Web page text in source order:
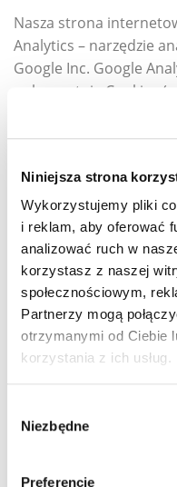
Niniejsza strona
Wykorzystujemy pliki
i reklam, aby oferować
analizować ruch w
korzystasz z naszej
społecznościowym,
Partnerzy mogą
otrzymanymi od Ciebie
korzystania z ich usług.
zgody
Niezbędne
Preferencje
Nasza strona
Analytics – narzędzie
Google Inc. Google
wykorzystuje Cookies
udostępnia informacji
identyfikację.
Informacje
przesyłane są na
zapisywane. Na naszej
Google Analytics
„_anonymizeIp” w
adresu IP, aby
konkretnych osób.
adres IP nie jest nigdy
przypadku
członkowskich Unii
należących do
USA przesyłany jest